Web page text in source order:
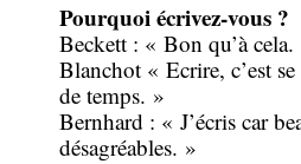
Pourquoi écrivez-vous ?
Beckett : « Bon qu’à cela.
Blanchot « Ecrire, c’est
de temps. »
Bernhard : « J’écris car
désagréables. »